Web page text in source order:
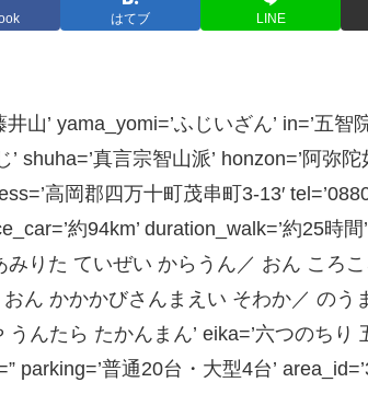
はてブ LINE
山’ yama_yomi=’ふじいざん’ in=’五智
’ shuha=’真言宗智山派’ honzon=’阿弥
高岡郡四万十町茂串町3-13′
約94km’ duration_walk=’約25時間
みりた ていぜい からうん／ おん ころ
ん かかかびさんまえい そわか／ のう
んたら たかんまん’ eika=’六つのちり
parking=’普通20台・大型4台’